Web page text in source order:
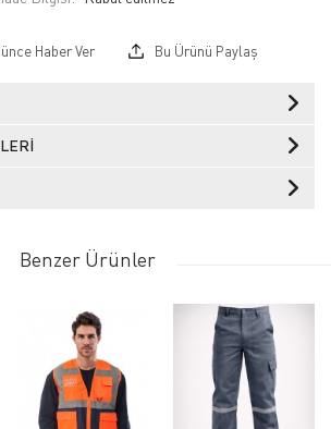
Haber Ver Bu Ürünü Paylaş
Benzer Ürünler